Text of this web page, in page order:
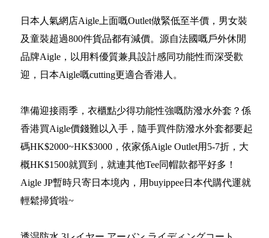
日本人氣網店Aigle上面嘅Outlet做緊低至半價，男女裝
及童裝超過800件貨品都有減價。源自法國嘅戶外休閒
品牌Aigle，以用料優質兼具設計感同功能性而深受歡
迎，日本Aigle嘅cutting更適合香港人。
準備迎接雨季，衣櫃點少得功能性強嘅防潑水外套？係
香港買Aigle價錢難以入手，隨手買件防潑水外套都要起
碼HK$2000~HK$3000，依家係Aigle Outlet用5-7折，大
概HK$1500就買到，就連其他Tee同帽款都平好多！
Aigle JP暫時只寄日本境內，用buyippee日本代購代運就
輕鬆掃貨啦~